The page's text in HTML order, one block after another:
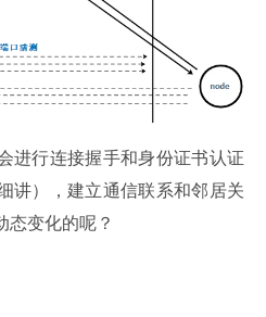
进行连接握手和身份证书认证
讲），建立通信联系和邻居关
态变化的呢？